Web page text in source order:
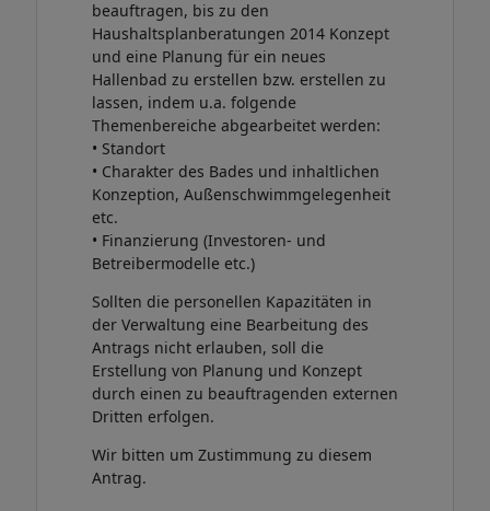
beauftragen, bis zu den
Haushaltsplanberatungen 2014 Konzept
und eine Planung für ein neues
Hallenbad zu erstellen bzw. erstellen zu
lassen, indem u.a. folgende
Themenbereiche abgearbeitet werden:
• Standort
• Charakter des Bades und inhaltlichen
Konzeption, Außenschwimmgelegenheit
etc.
• Finanzierung (Investoren- und
Betreibermodelle etc.)
Sollten die personellen Kapazitäten in
der Verwaltung eine Bearbeitung des
Antrags nicht erlauben, soll die
Erstellung von Planung und Konzept
durch einen zu beauftragenden externen
Dritten erfolgen.
Wir bitten um Zustimmung zu diesem
Antrag.